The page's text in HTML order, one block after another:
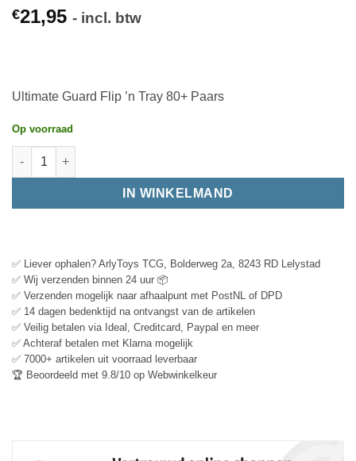
€21,95 - incl. btw
Ultimate Guard Flip ’n Tray 80+ Paars
Op voorraad
IN WINKELMAND
✅ Liever ophalen? ArlyToys TCG, Bolderweg 2a, 8243 RD Lelystad
✅ Wij verzenden binnen 24 uur 📦
✅ Verzenden mogelijk naar afhaalpunt met PostNL of DPD
✅ 14 dagen bedenktijd na ontvangst van de artikelen
✅ Veilig betalen via Ideal, Creditcard, Paypal en meer
✅ Achteraf betalen met Klarna mogelijk
✅ 7000+ artikelen uit voorraad leverbaar
🏆 Beoordeeld met 9.8/10 op Webwinkelkeur